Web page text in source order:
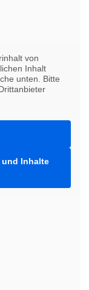
von
Inhalt
unten. Bitte
und Inhalte